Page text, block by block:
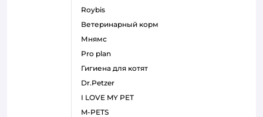
roybis
ветеринарный корм
мнямс
pro plan
гигиена для котят
Dr.Petzer
I LOVE MY PET
M-PETS